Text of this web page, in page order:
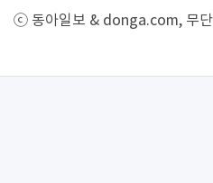
ⓒ 동아일보 & donga.com, 무단